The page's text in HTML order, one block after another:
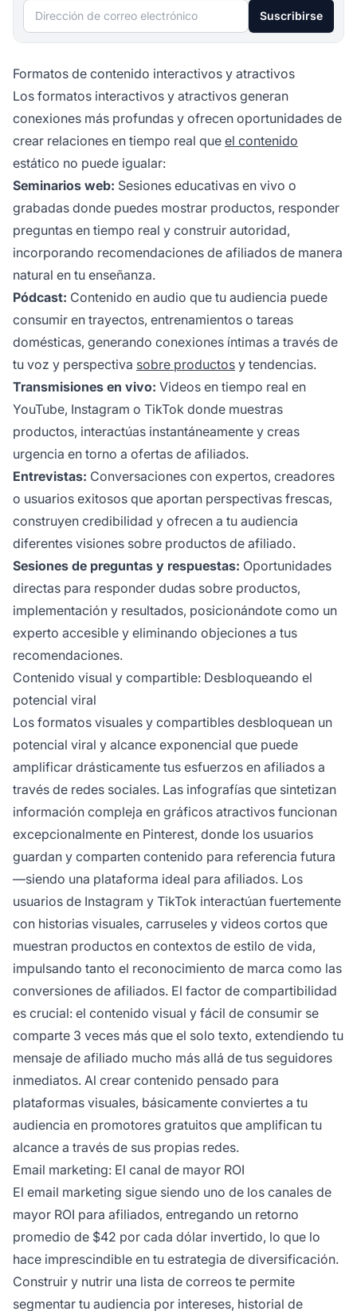
Dirección de correo electrónico Suscribirse
Formatos de contenido interactivos y atractivos
Los formatos interactivos y atractivos generan
conexiones más profundas y ofrecen oportunidades de
crear relaciones en tiempo real que el contenido
estático no puede igualar:
Seminarios web: Sesiones educativas en vivo o
grabadas donde puedes mostrar productos, responder
preguntas en tiempo real y construir autoridad,
incorporando recomendaciones de afiliados de manera
natural en tu enseñanza.
Pódcast: Contenido en audio que tu audiencia puede
consumir en trayectos, entrenamientos o tareas
domésticas, generando conexiones íntimas a través de
tu voz y perspectiva sobre productos y tendencias.
Transmisiones en vivo: Videos en tiempo real en
YouTube, Instagram o TikTok donde muestras
productos, interactúas instantáneamente y creas
urgencia en torno a ofertas de afiliados.
Entrevistas: Conversaciones con expertos, creadores
o usuarios exitosos que aportan perspectivas frescas,
construyen credibilidad y ofrecen a tu audiencia
diferentes visiones sobre productos de afiliado.
Sesiones de preguntas y respuestas: Oportunidades
directas para responder dudas sobre productos,
implementación y resultados, posicionándote como un
experto accesible y eliminando objeciones a tus
recomendaciones.
Contenido visual y compartible: Desbloqueando el
potencial viral
Los formatos visuales y compartibles desbloquean un
potencial viral y alcance exponencial que puede
amplificar drásticamente tus esfuerzos en afiliados a
través de redes sociales. Las infografías que sintetizan
información compleja en gráficos atractivos funcionan
excepcionalmente en Pinterest, donde los usuarios
guardan y comparten contenido para referencia futura
—siendo una plataforma ideal para afiliados. Los
usuarios de Instagram y TikTok interactúan fuertemente
con historias visuales, carruseles y videos cortos que
muestran productos en contextos de estilo de vida,
impulsando tanto el reconocimiento de marca como las
conversiones de afiliados. El factor de compartibilidad
es crucial: el contenido visual y fácil de consumir se
comparte 3 veces más que el solo texto, extendiendo tu
mensaje de afiliado mucho más allá de tus seguidores
inmediatos. Al crear contenido pensado para
plataformas visuales, básicamente conviertes a tu
audiencia en promotores gratuitos que amplifican tu
alcance a través de sus propias redes.
Email marketing: El canal de mayor ROI
El email marketing sigue siendo uno de los canales de
mayor ROI para afiliados, entregando un retorno
promedio de $42 por cada dólar invertido, lo que lo
hace imprescindible en tu estrategia de diversificación.
Construir y nutrir una lista de correos te permite
segmentar tu audiencia por intereses, historial de